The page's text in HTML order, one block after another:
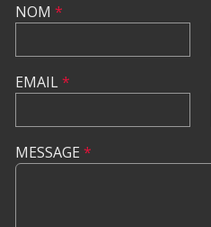
NOM *
EMAIL*
MESSAGE *